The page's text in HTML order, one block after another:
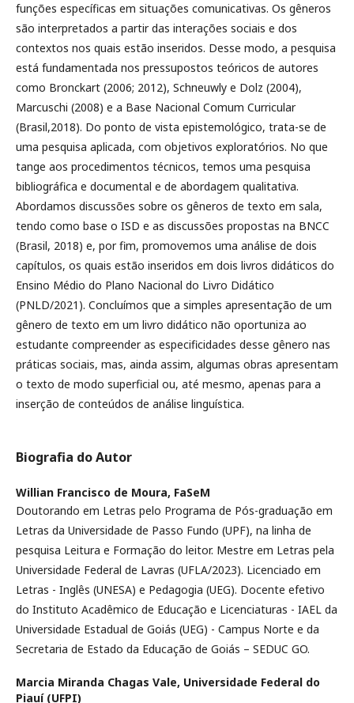
funções específicas em situações comunicativas. Os gêneros
são interpretados a partir das interações sociais e dos
contextos nos quais estão inseridos. Desse modo, a pesquisa
está fundamentada nos pressupostos teóricos de autores
como Bronckart (2006; 2012), Schneuwly e Dolz (2004),
Marcuschi (2008) e a Base Nacional Comum Curricular
(Brasil,2018). Do ponto de vista epistemológico, trata-se de
uma pesquisa aplicada, com objetivos exploratórios. No que
tange aos procedimentos técnicos, temos uma pesquisa
bibliográfica e documental e de abordagem qualitativa.
Abordamos discussões sobre os gêneros de texto em sala,
tendo como base o ISD e as discussões propostas na BNCC
(Brasil, 2018) e, por fim, promovemos uma análise de dois
capítulos, os quais estão inseridos em dois livros didáticos do
Ensino Médio do Plano Nacional do Livro Didático
(PNLD/2021). Concluímos que a simples apresentação de um
gênero de texto em um livro didático não oportuniza ao
estudante compreender as especificidades desse gênero nas
práticas sociais, mas, ainda assim, algumas obras apresentam
o texto de modo superficial ou, até mesmo, apenas para a
inserção de conteúdos de análise linguística.
Biografia do Autor
Willian Francisco de Moura, FaSeM
Doutorando em Letras pelo Programa de Pós-graduação em
Letras da Universidade de Passo Fundo (UPF), na linha de
pesquisa Leitura e Formação do leitor. Mestre em Letras pela
Universidade Federal de Lavras (UFLA/2023). Licenciado em
Letras - Inglês (UNESA) e Pedagogia (UEG). Docente efetivo
do Instituto Acadêmico de Educação e Licenciaturas - IAEL da
Universidade Estadual de Goiás (UEG) - Campus Norte e da
Secretaria de Estado da Educação de Goiás – SEDUC GO.
Marcia Miranda Chagas Vale, Universidade Federal do
Piauí (UFPI)